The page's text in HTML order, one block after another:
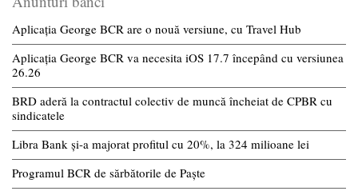
Aplicația George BCR are o nouă versiune, cu Travel Hub
Aplicația George BCR va necesita iOS 17.7 începând cu versiunea
26.26
BRD aderă la contractul colectiv de muncă încheiat de CPBR cu
sindicatele
Libra Bank și-a majorat profitul cu 20%, la 324 milioane lei
Programul BCR de sărbătorile de Paște